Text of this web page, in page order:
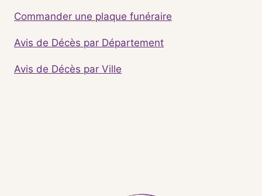
Commander une plaque funéraire
Avis de Décès par Département
Avis de Décès par Ville